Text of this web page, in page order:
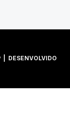
| DESENVOLVIDO